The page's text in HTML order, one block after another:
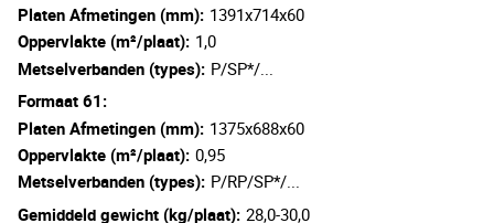
Platen Afmetingen (mm): 1391x714x60
Oppervlakte (m²/plaat): 1,0
Metselverbanden (types): P/SP*/...
Formaat 61:
Platen Afmetingen (mm): 1375x688x60
Oppervlakte (m²/plaat): 0,95
Metselverbanden (types): P/RP/SP*/...
Gemiddeld gewicht (kg/plaat): 28,0-30,0